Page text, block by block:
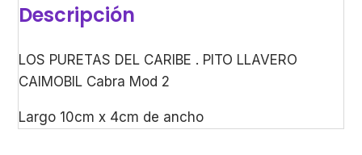
Descripción
LOS PURETAS DEL CARIBE . PITO LLAVERO
CAIMOBIL Cabra Mod 2
Largo 10cm x 4cm de ancho